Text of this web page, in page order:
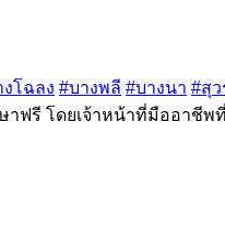
งโฉลง #บางพลี #บางนา #สุ
าฟรี โดยเจ้าหน้าที่มืออาชีพ